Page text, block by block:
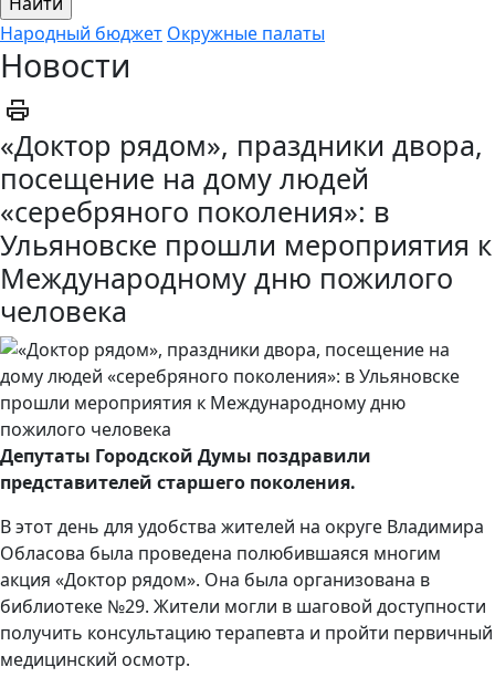
Народный бюджет Окружные палаты
Новости
«Доктор рядом», праздники двора,
посещение на дому людей
«серебряного поколения»: в
Ульяновске прошли мероприятия к
Международному дню пожилого
человека
Депутаты Городской Думы поздравили
представителей старшего поколения.
В этот день для удобства жителей на округе Владимира
Обласова была проведена полюбившаяся многим
акция «Доктор рядом». Она была организована в
библиотеке №29. Жители могли в шаговой доступности
получить консультацию терапевта и пройти первичный
медицинский осмотр.